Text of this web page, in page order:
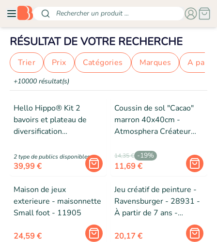
Rechercher un produit ...
RÉSULTAT DE VOTRE RECHERCHE
Trier prix catégories marques a
+10000 résultat(s)
Hello Hippo® Kit 2
bavoirs et plateau de
diversification
motif pour chaise haute
bébé - Bavoirs + plateau
2type de publics disponibles
39,99 €
Coussin de sol "Cacao"
marron 40x40cm -
Atmosphera Créateur
14,35 € -19%
11,69 €
Maison de jeux
exterieure - maisonnette
Small foot - 11905
24,59 €
Jeu créatif de peinture -
Ravensburger - 28931 -
À partir de 7 ans -
Multicolore - Inclus cadre
20,17 €